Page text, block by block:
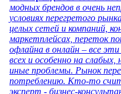
модных брендов в очень
условиях перегретого
целых сетей и компаний,
маркетплейсах, переток
офлайна в онлайн – все
всех и особенно на
иные проблемы. Рынок
потреблению. Кто-то
эксперт - бизнес-